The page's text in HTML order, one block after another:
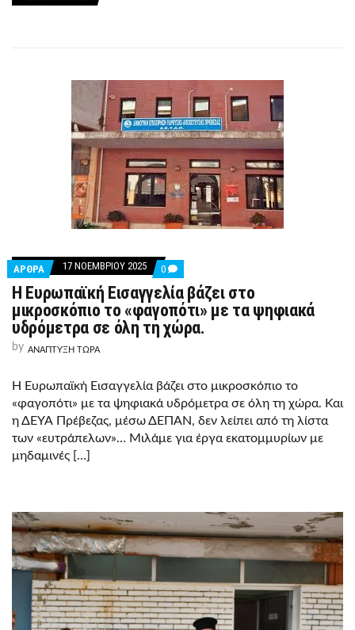
ΑΡΘΡΑ 17 ΝΟΕΜΒΡΊΟΥ 2025 0 COMMENTS
ON
Η
ΕΥΡΩΠΑΪΚΉ
ΕΙΣΑΓΓΕΛΊΑ
ΒΆΖΕΙ
ΣΤΟ
ΜΕ
ΤΑ
ΨΗΦΙΑΚΆ
ΥΔΡΌΜΕΤΡΑ
ΣΕ
ΌΛΗ
Η Ευρωπαϊκή Εισαγγελία βάζει στο
μικροσκόπιο το «φαγοπότι» με τα ψηφιακά
υδρόμετρα σε όλη τη χώρα.
by ΑΝΑΠΤΥΞΗ ΤΩΡΑ
Η Ευρωπαϊκή Εισαγγελία βάζει στο μικροσκόπιο το
«φαγοπότι» με τα ψηφιακά υδρόμετρα σε όλη τη χώρα. Και
η ΔΕΥΑ Πρέβεζας, μέσω ΔΕΠΑΝ, δεν λείπει από τη λίστα
των «ευτράπελων»… Μιλάμε για έργα εκατομμυρίων με
μηδαμινές […]